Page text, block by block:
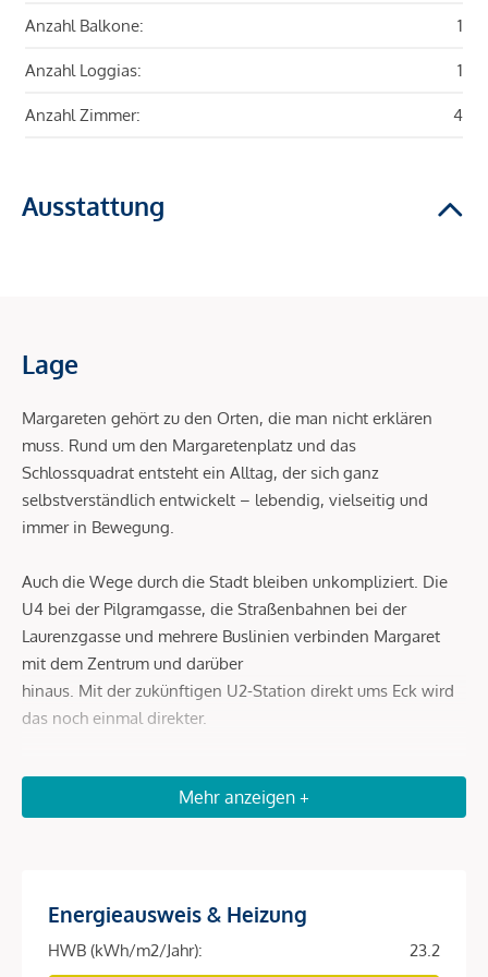
Anzahl Balkone: 1
Anzahl Loggias: 1
Anzahl Zimmer: 4
Ausstattung
Lage
Margareten gehört zu den Orten, die man nicht erklären
muss. Rund um den Margaretenplatz und das
Schlossquadrat entsteht ein Alltag, der sich ganz
selbstverständlich entwickelt – lebendig, vielseitig und
immer in Bewegung.
Auch die Wege durch die Stadt bleiben unkompliziert. Die
U4 bei der Pilgramgasse, die Straßenbahnen bei der
Laurenzgasse und mehrere Buslinien verbinden Margaret
mit dem Zentrum und darüber
hinaus. Mit der zukünftigen U2-Station direkt ums Eck wird
das noch einmal direkter.
Beschreibung *
seinen Charakter entwickelt. Margaret ist mehr als ein Ort
zum Wohnen. Es steht für eine Art zu leben – geprägt von
Mehr anzeigen +
Energieausweis & Heizung
HWB (kWh/m2/Jahr):
23.2